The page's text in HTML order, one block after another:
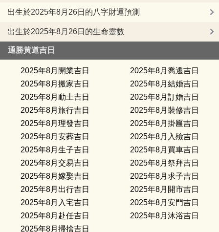
出生於2025年8月26日的八字財運預測
出生於2025年8月26日的生命靈數
通勝黃道吉日
2025年8月開業吉日
2025年8月喬遷吉日
2025年8月搬家吉日
2025年8月結婚吉日
2025年8月動土吉日
2025年8月訂婚吉日
2025年8月旅行吉日
2025年8月裝修吉日
2025年8月理發吉日
2025年8月掛匾吉日
2025年8月安葬吉日
2025年8月入殮吉日
2025年8月生子吉日
2025年8月買車吉日
2025年8月交易吉日
2025年8月祭拜吉日
2025年8月嫁娶吉日
2025年8月求子吉日
2025年8月出行吉日
2025年8月開市吉日
2025年8月入宅吉日
2025年8月安門吉日
2025年8月赴任吉日
2025年8月沐浴吉日
2025年8月掃捨吉日